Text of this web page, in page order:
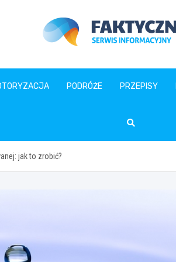
faktycznie.pl
PODRÓŻE PRZEPISY
jak to zrobić?